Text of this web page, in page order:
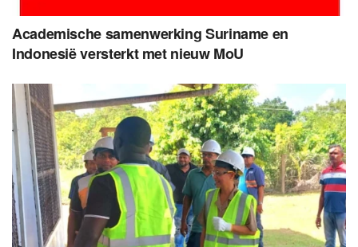
Academische samenwerking Suriname en
Indonesië versterkt met nieuw MoU